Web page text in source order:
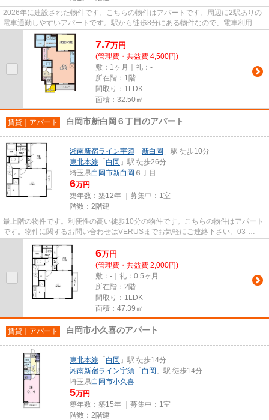
2026年に建設された物件です。こちらの物件はアパートです。周辺に2駅ありの
電車通勤しやすいアパートです。駅から徒歩8分にある物件なので、電車利用が
多い方にオススメです。VERUSが...
7.7万円
(管理費・共益費 4,500円)
敷：1ヶ月｜礼：-
所在階：1階
間取り：1LDK
面積：32.50㎡
賃貸｜アパート 白岡市新白岡６丁目のアパート
湘南新宿ライン宇須 「 新白岡 」駅 徒歩10分
東北本線 「 白岡 」駅 徒歩26分
埼玉県白岡市新白岡 ６丁目
6万円
築年数：築12年 ｜募集中： 1室
階数：2階建
最上階の物件です。利便性の高い徒歩10分の物件です。こちらの物件はアパート
です。物件に関するお問い合わせはVERUSまでお気軽にご連絡下さい。03-
6912-9770/ikebukuro@verus-inc.com...
6万円
(管理費・共益費 2,000円)
敷：-｜礼：0.5ヶ月
所在階：2階
間取り：1LDK
面積：47.39㎡
賃貸｜アパート 白岡市小久喜のアパート
東北本線 「 白岡 」駅 徒歩14分
湘南新宿ライン宇須 「 白岡 」駅 徒歩14分
埼玉県白岡市小久喜
5万円
築年数：築15年 ｜募集中： 1室
階数：2階建